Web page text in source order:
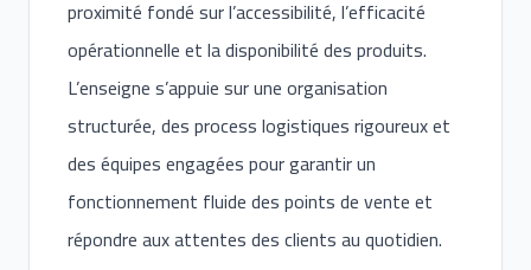
proximité fondé sur l’accessibilité, l’efficacité
opérationnelle et la disponibilité des produits.
L’enseigne s’appuie sur une organisation
structurée, des process logistiques rigoureux et
des équipes engagées pour garantir un
fonctionnement fluide des points de vente et
répondre aux attentes des clients au quotidien.